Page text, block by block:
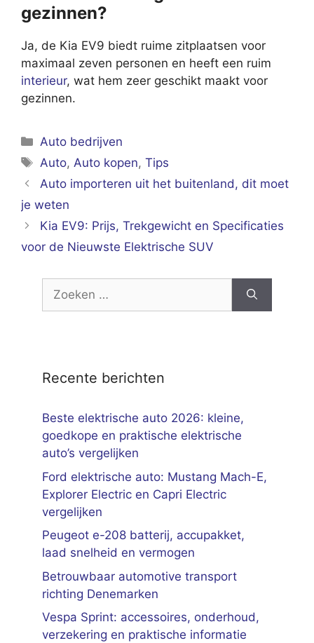
gezinnen?
Ja, de Kia EV9 biedt ruime zitplaatsen voor
maximaal zeven personen en heeft een ruim
interieur, wat hem zeer geschikt maakt voor
gezinnen.
Categorieën
Auto bedrijven
Tags
Auto,Auto kopen,Tips
Auto importeren uit het buitenland, dit moet
je weten
Kia EV9: Prijs, Trekgewicht en Specificaties
voor de Nieuwste Elektrische SUV
Zoek
Recente berichten
Beste elektrische auto 2026: kleine,
goedkope en praktische elektrische
auto’s vergelijken
Ford elektrische auto: Mustang Mach-E,
Explorer Electric en Capri Electric
vergelijken
Peugeot e-208 batterij, accupakket,
laad snelheid en vermogen
Betrouwbaar automotive transport
richting Denemarken
Vespa Sprint: accessoires, onderhoud,
verzekering en praktische informatie